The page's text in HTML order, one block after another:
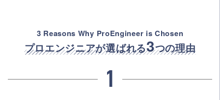
3 Reasons Why ProEngineer is Chosen
プロエンジニアが選ばれる3つの理由